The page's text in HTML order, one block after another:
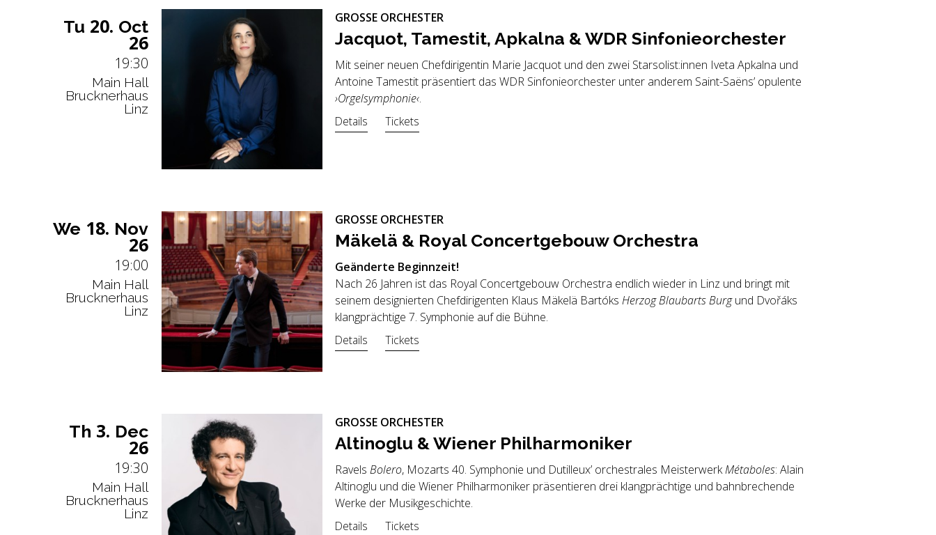
Tu 20. Oct
26
19:30
Main Hall
Brucknerhaus
Linz
GROSSE ORCHESTER
Jac­quot, Ta­mes­tit, Ap­kal­na & WDR Sin­fo­nie­or­ches­ter
Mit seiner neuen Chefdirigentin Marie Jacquot und den zwei Starsolist:innen Iveta Apkalna und
Antoine Tamestit präsentiert das WDR Sinfonieorchester unter anderem Saint-Saëns’ opulente
›Orgelsymphonie‹.
Details
Tickets
We 18. Nov
26
19:00
Main Hall
Brucknerhaus
Linz
GROSSE ORCHESTER
Mä­ke­lä & Royal Con­cert­ge­bouw Or­ches­tra
Geänderte Beginnzeit!
Nach 26 Jahren ist das Royal Concertgebouw Orchestra endlich wieder in Linz und bringt mit
seinem designierten Chefdirigenten Klaus Mäkelä Bartóks Herzog Blaubarts Burgund Dvořáks
klangprächtige 7. Symphonie auf die Bühne.
Details
Tickets
Th 3. Dec
26
19:30
Main Hall
Brucknerhaus
Linz
GROSSE ORCHESTER
Al­ti­no­g­lu & Wie­ner Phil­har­mo­ni­ker
Ravels Bolero, Mozarts 40. Symphonie und Dutilleux’ orchestrales MeisterwerkMétaboles: Alain
Altinoglu und die Wiener Philharmoniker präsentieren drei klangprächtige und bahnbrechende
Werke der Musikgeschichte.
Details
Tickets